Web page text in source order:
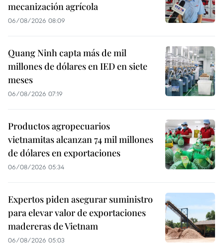
mecanización agrícola
06/08/2026 08:09
Quang Ninh capta más de mil
millones de dólares en IED en siete
meses
06/08/2026 07:19
Productos agropecuarios
vietnamitas alcanzan 74 mil millones
de dólares en exportaciones
06/08/2026 05:34
Expertos piden asegurar suministro
para elevar valor de exportaciones
madereras de Vietnam
06/08/2026 05:03